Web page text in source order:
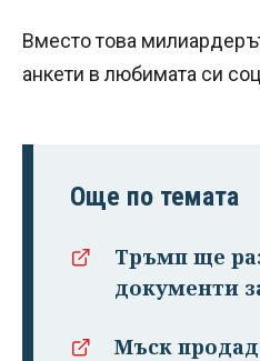
Вместо това
анкети в любимата си
Още по темата
Тръмп ще
документи
Мъск